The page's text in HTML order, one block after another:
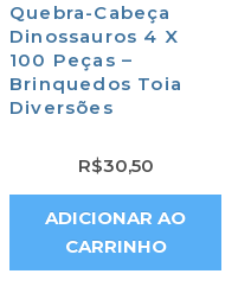
Quebra-Cabeça
Dinossauros 4 X
100 Peças –
Brinquedos Toia
Diversões
R$30,50
ADICIONAR AO
CARRINHO